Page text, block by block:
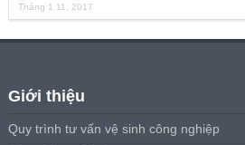
Tháng 1 11, 2017
Giới thiệu
Quy trình tư vấn vệ sinh công nghiệp